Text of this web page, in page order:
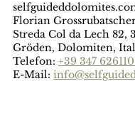
Florian
Streda Col da Lech 82,
Gröden, Dolomiten,
Telefon: +39 347
E-Mail: